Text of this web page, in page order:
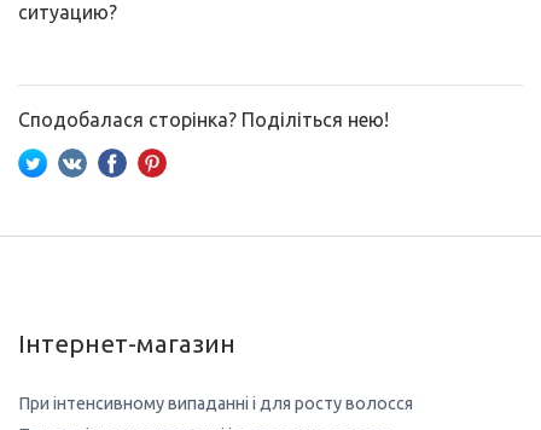
ситуацию?
Сподобалася сторінка? Поділіться нею!
Інтернет-магазин
При інтенсивному випаданні і для росту волосся